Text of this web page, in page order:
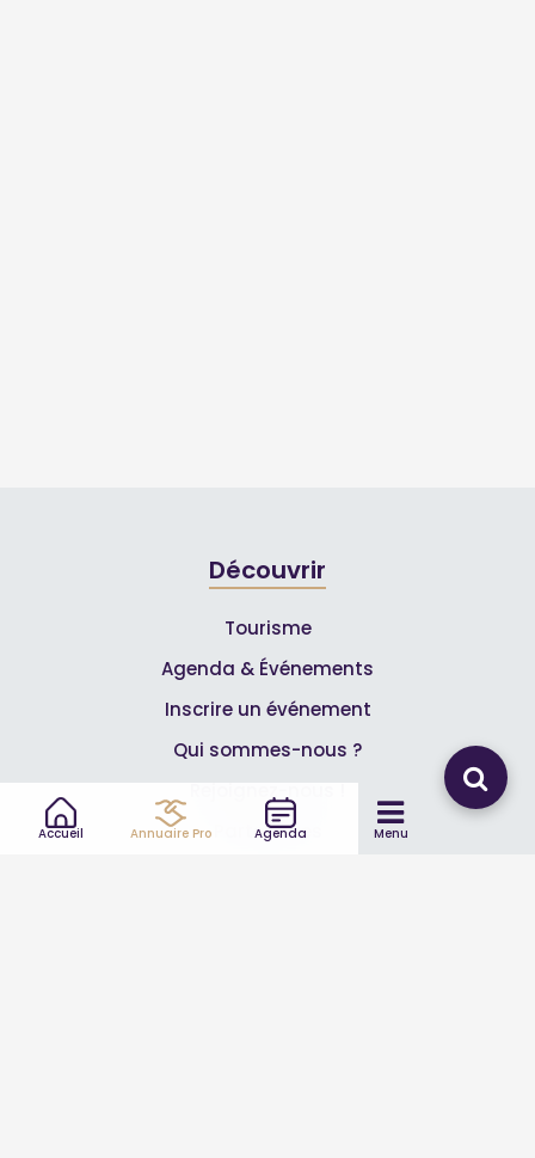
Accueil Annuaire Pro Agenda Menu
Découvrir
Tourisme
Agenda & Événements
Inscrire un événement
Qui sommes-nous ?
Rejoignez-nous !
Partenaires